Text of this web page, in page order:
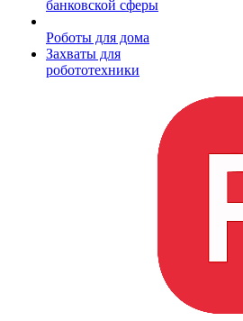
банковской сферы
Роботы для дома
Захваты для
робототехники